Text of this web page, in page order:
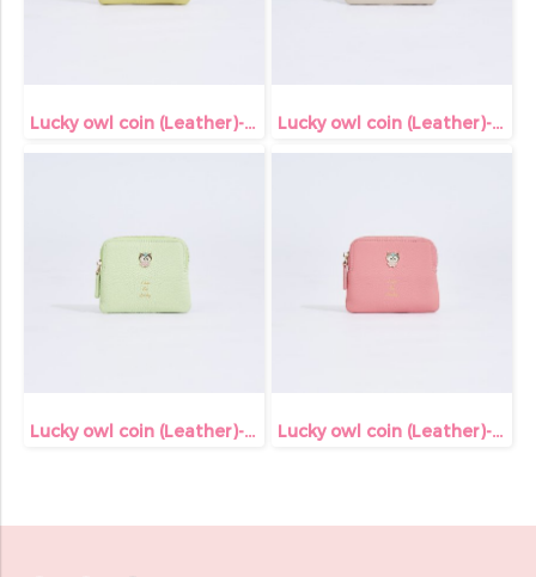
Lucky owl coin (Leather)-Yellow Lucky owl coin (Leather)-Off white
Lucky owl coin (Leather)-Lime Lucky owl coin (Leather)-Shocking pink